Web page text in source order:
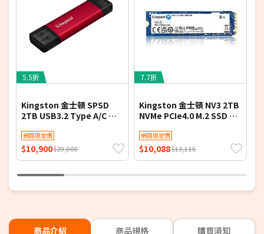
5.5折
Kingston 金士頓 SPSD
2TB USB3.2 Type A/C 雙
網路限定價
$10,900$20,000
7.7折
Kingston 金士頓 NV3 2TB
NVMe PCIe4.0 M.2 SSD 高
網路限定價
$10,088$13,115
商品介紹 商品規格 購買須知